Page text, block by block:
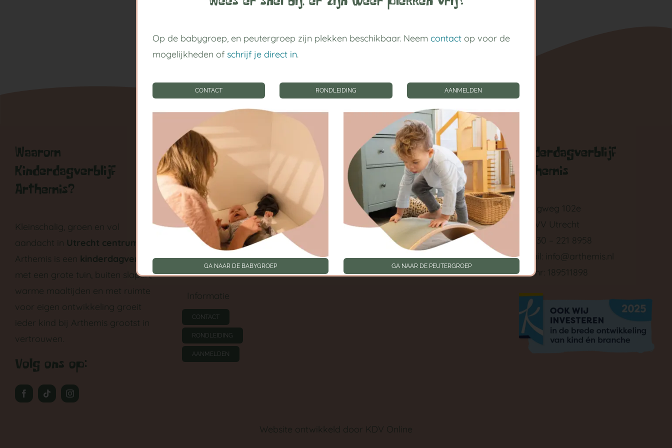
Waarom
Kinderdagverblijf
Arthemis?
Kleinschalig, groen en vol
aandacht in Utrecht centrum
Arthemis is een kinderdagverblijf
met een grote tuin, buiten slapen,
warme maaltijden en met ruimte
voor eigen ontwikkeling groeit
ieder kind bij Arthemis grootst in
vertrouwen.
Volg ons op:
Handige links
Kinderdagverblijf Utrecht
Centrum
Babygroep
Peutergroep
Tarieven
Informatie
CONTACT
RONDLEIDING
AANMELDEN
Privacy instellingen
Privacyinstellingen wijzigen
Geschiedenis
privacyinstellingen
Toestemmingen intrekken
Kinderdagverblijf
Arthemis
Springweg 102e
3511 VV Utrecht
Tel: 030 – 221 8958
E-mail: info@arthemis.nl
LRK nr: 189511898
Website ontwikkeld door KDV Online
Op de babygroep, en peutergroep zijn plekken beschikbaar. Neem contactop voor de
mogelijkheden of schrijf je direct in.
CONTACT RONDLEIDING AANMELDEN
GA NAAR DE BABYGROEP GA NAAR DE PEUTERGROEP